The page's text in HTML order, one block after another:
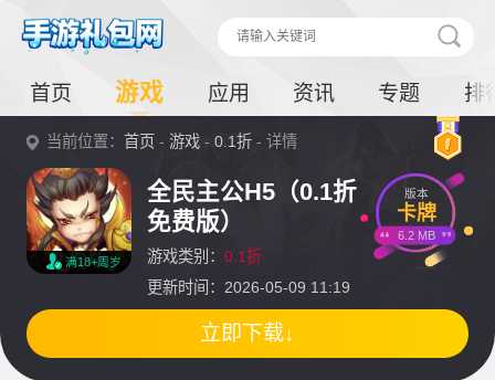
首页 游戏 应用 资讯 专题 排
当前位置：首页 -游戏 -0.1折 - 详情
满18+周岁
全民主公H5（0.1折
免费版）
游戏类别： 0.1折
更新时间：2026-05-09 11:19
版本
卡牌
6.2 MB
立即下载↓